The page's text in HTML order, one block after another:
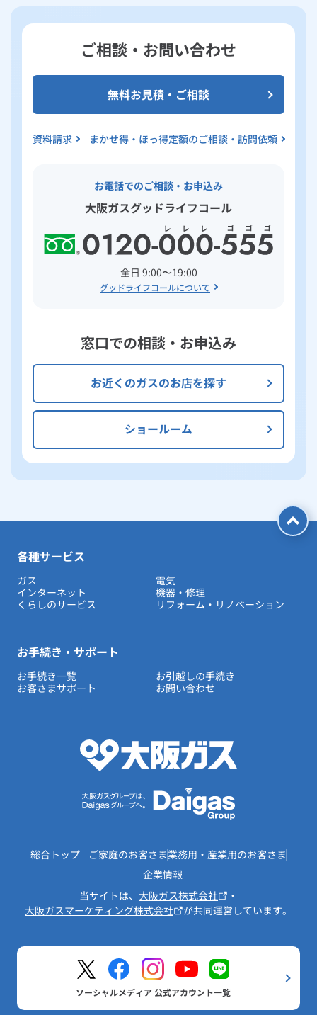
ご相談・お問い合わせ
無料お見積・ご相談
資料請求 まかせ得・ほっ得定額のご相談・訪問依頼
お電話でのご相談・お申込み
大阪ガスグッドライフコール
全日 9:00〜19:00
グッドライフコールについて
窓口での相談・お申込み
お近くのガスのお店を探す
ショールーム
各種サービス
ガス
電気
インターネット
機器・修理
くらしのサービス
リフォーム・リノベーション
お手続き・サポート
お手続き一覧
お引越しの手続き
お客さまサポート
お問い合わせ
総合トップ ご家庭のお客さま業務用・産業用のお客さま
企業情報
当サイトは、 大阪ガス株式会社
・
大阪ガスマーケティング株式会社
が共同運営しています。
ソーシャルメディア 公式アカウント一覧